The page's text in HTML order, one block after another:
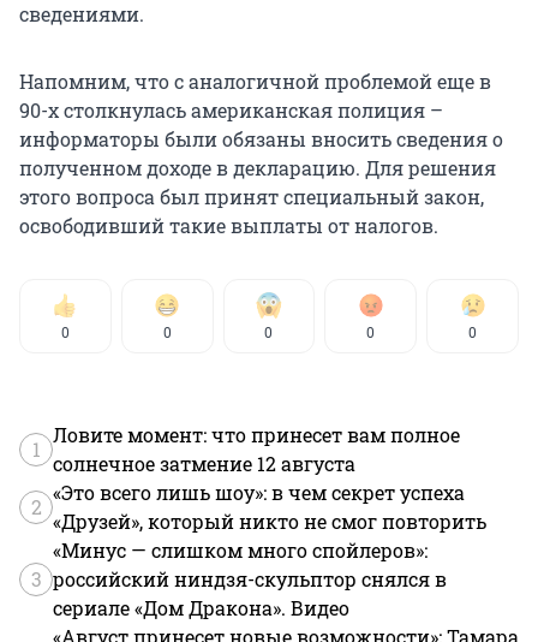
сведениями.
Напомним, что с аналогичной проблемой еще в
90-х столкнулась американская полиция –
информаторы были обязаны вносить сведения о
полученном доходе в декларацию. Для решения
этого вопроса был принят специальный закон,
освободивший такие выплаты от налогов.
0 0 0 0 0
1
Ловите момент: что принесет вам полное
солнечное затмение 12 августа
2
«Это всего лишь шоу»: в чем секрет успеха
«Друзей», который никто не смог повторить
3
«Минус — слишком много спойлеров»:
российский ниндзя-скульптор снялся в
сериале «Дом Дракона». Видео
«Август принесет новые возможности»: Тамара